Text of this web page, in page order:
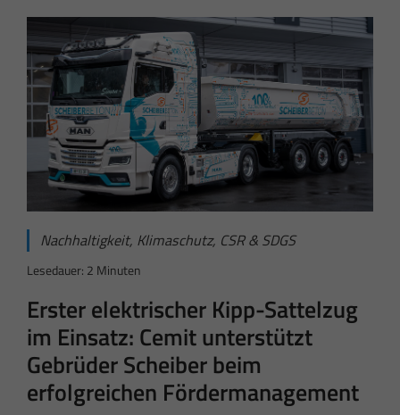
Nachhaltigkeit, Klimaschutz, CSR & SDGS
Lesedauer: 2 Minuten
Erster elektrischer Kipp-Sattelzug
im Einsatz: Cemit unterstützt
Gebrüder Scheiber beim
erfolgreichen Fördermanagement